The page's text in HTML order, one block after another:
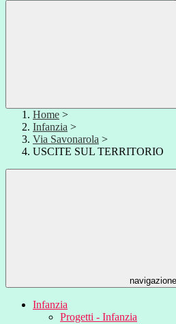
Home >
Infanzia >
Via Savonarola >
USCITE SUL TERRITORIO
navigazione
Infanzia
Progetti - Infanzia